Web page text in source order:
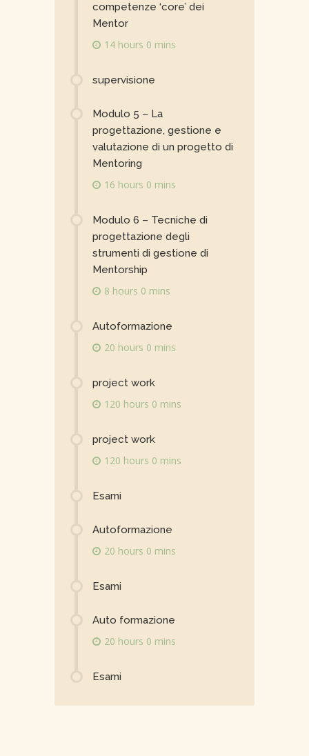
competenze ‘core’ dei
Mentor
14 hours 0 mins
supervisione
Modulo 5 – La
progettazione, gestione e
valutazione di un progetto di
Mentoring
16 hours 0 mins
Modulo 6 – Tecniche di
progettazione degli
strumenti di gestione di
Mentorship
8 hours 0 mins
Autoformazione
20 hours 0 mins
project work
120 hours 0 mins
project work
120 hours 0 mins
Esami
Autoformazione
20 hours 0 mins
Esami
Auto formazione
20 hours 0 mins
Esami